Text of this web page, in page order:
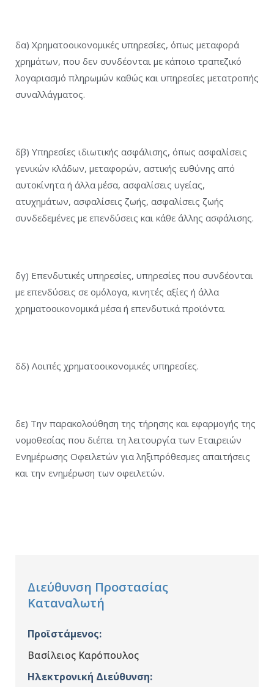
δα) Χρηματοοικονομικές υπηρεσίες, όπως μεταφορά
χρημάτων, που δεν συνδέονται με κάποιο τραπεζικό
λογαριασμό πληρωμών καθώς και υπηρεσίες μετατροπής
συναλλάγματος.
δβ) Υπηρεσίες ιδιωτικής ασφάλισης, όπως ασφαλίσεις
γενικών κλάδων, μεταφορών, αστικής ευθύνης από
αυτοκίνητα ή άλλα μέσα, ασφαλίσεις υγείας,
ατυχημάτων, ασφαλίσεις ζωής, ασφαλίσεις ζωής
συνδεδεμένες με επενδύσεις και κάθε άλλης ασφάλισης.
δγ) Επενδυτικές υπηρεσίες, υπηρεσίες που συνδέονται
με επενδύσεις σε ομόλογα, κινητές αξίες ή άλλα
χρηματοοικονομικά μέσα ή επενδυτικά προϊόντα.
δδ) Λοιπές χρηματοοικονομικές υπηρεσίες.
δε) Την παρακολούθηση της τήρησης και εφαρμογής της
νομοθεσίας που διέπει τη λειτουργία των Εταιρειών
Ενημέρωσης Οφειλετών για ληξιπρόθεσμες απαιτήσεις
και την ενημέρωση των οφειλετών.
Διεύθυνση Προστασίας
Καταναλωτή
Προϊστάμενος:
Βασίλειος Καρόπουλος
Ηλεκτρονική Διεύθυνση: